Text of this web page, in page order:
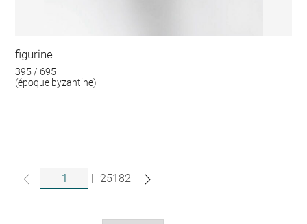
figurine
395 / 695
(époque byzantine)
| 25182